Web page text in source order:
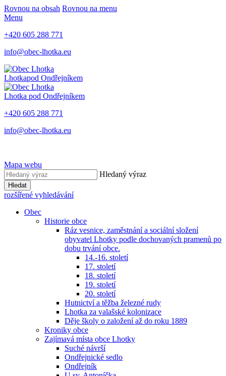
Rovnou na obsah Rovnou na menu
Menu
+420 605 288 771
info@obec-lhotka.eu
Lhotkapod Ondřejníkem
Lhotka pod Ondřejníkem
+420 605 288 771
info@obec-lhotka.eu
Mapa webu
Hledaný výraz
Hledat
rozšířené vyhledávání
Obec
Historie obce
Ráz vesnice, zaměstnání a sociální složení
obyvatel Lhotky podle dochovaných pramenů po
dobu trvání obce.
14.-16. století
17. století
18. století
19. století
20. století
Hutnictví a těžba železné rudy
Lhotka za valašské kolonizace
Děje školy o založení až do roku 1889
Kroniky obce
Zajímavá místa obce Lhotky
Suché návrší
Ondřejnické sedlo
Ondřejník